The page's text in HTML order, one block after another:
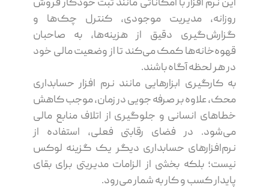
این نرم افزار با امکاناتی مانند ثبت خودکار فروش
روزانه، مدیریت موجودی، کنترل چک‌ها و
گزارش‌گیری دقیق از هزینه‌ها، به صاحبان
قهوه‌خانه‌ها کمک می‌کند تا از وضعیت مالی خود
در هر لحظه آگاه باشند.
به کارگیری ابزارهایی مانند نرم افزار حسابداری
محک، علاوه بر صرفه جویی در زمان، موجب کاهش
خطاهای انسانی و جلوگیری از اتلاف منابع مالی
می‌شود. در فضای رقابتی فعلی، استفاده از
نرم‌افزارهای حسابداری دیگر یک گزینه لوکس
نیست؛ بلکه بخشی از الزامات مدیریتی برای بقای
پایدار کسب و کار به شمار می‌رود.